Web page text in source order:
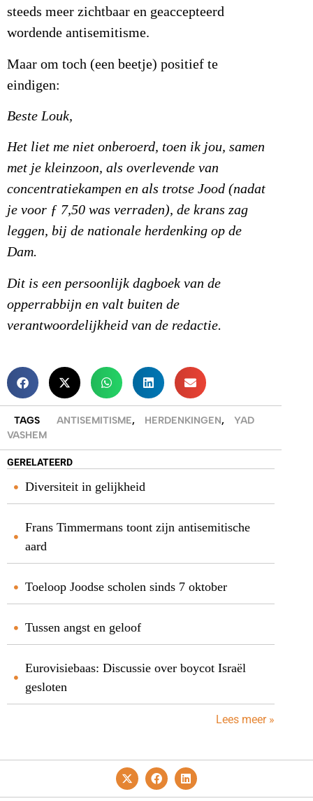
steeds meer zichtbaar en geaccepteerd
wordende antisemitisme.
Maar om toch (een beetje) positief te
eindigen:
Beste Louk,
Het liet me niet onberoerd, toen ik jou, samen
met je kleinzoon, als overlevende van
concentratiekampen en als trotse Jood (nadat
je voor ƒ 7,50 was verraden), de krans zag
leggen, bij de nationale herdenking op de
Dam.
Dit is een persoonlijk dagboek van de
opperrabbijn en valt buiten de
verantwoordelijkheid van de redactie.
TAGS ANTISEMITISME, HERDENKINGEN,
YAD
VASHEM
GERELATEERD
Diversiteit in gelijkheid
Frans Timmermans toont zijn antisemitische
aard
Toeloop Joodse scholen sinds 7 oktober
Tussen angst en geloof
Eurovisiebaas: Discussie over boycot Israël
gesloten
Lees meer »